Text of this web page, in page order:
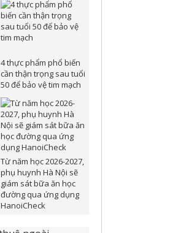
4 thực phẩm phổ biến
cần thận trọng sau tuổi
50 để bảo vệ tim mạch
Từ năm học 2026-2027,
phụ huynh Hà Nội sẽ
giám sát bữa ăn học
đường qua ứng dụng
HanoiCheck